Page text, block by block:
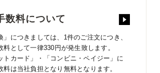
数料について
」につきましては、1件のご注文につき、
料として一律330円が発生致します。
トカード」・「コンビニ・ペイジー」に
料は当社負担となり無料となります。